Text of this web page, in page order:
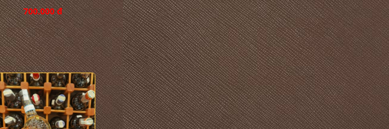
700.000 đ